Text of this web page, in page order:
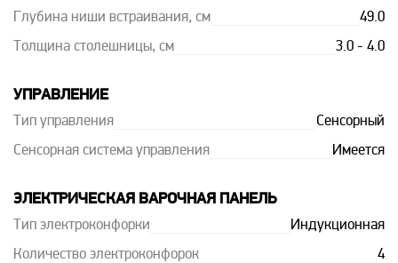
Глубина ниши встраивания, см 49.0
Толщина столешницы, см 3.0 - 4.0
УПРАВЛЕНИЕ
Тип управления Сенсорный
Сенсорная система управления Имеется
ЭЛЕКТРИЧЕСКАЯ ВАРОЧНАЯ ПАНЕЛЬ
Тип электроконфорки Индукционная
Количество электроконфорок 4